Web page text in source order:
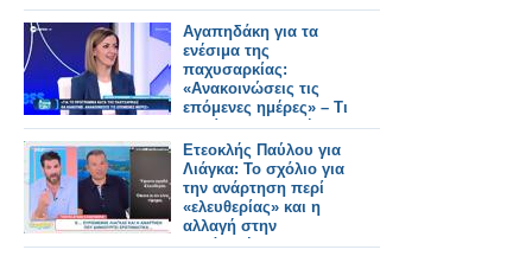
Αγαπηδάκη για τα
ενέσιμα της
παχυσαρκίας:
«Ανακοινώσεις τις
επόμενες ημέρες» – Τι
θα γίνει με τους ήδη
ενταγμένους
δικαιούχους (video)
Ετεοκλής Παύλου για
Λιάγκα: Το σχόλιο για
την ανάρτηση περί
«ελευθερίας» και η
αλλαγή στην
εμφάνισή του